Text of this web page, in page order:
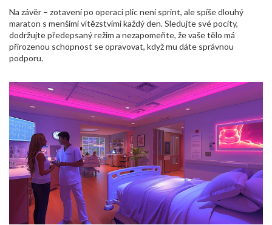
Na závěr – zotavení po operaci plic není sprint, ale spíše dlouhý
maraton s menšími vítězstvími každý den. Sledujte své pocity,
dodržujte předepsaný režim a nezapomeňte, že vaše tělo má
přirozenou schopnost se opravovat, když mu dáte správnou
podporu.